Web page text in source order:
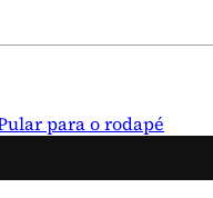
para o rodapé